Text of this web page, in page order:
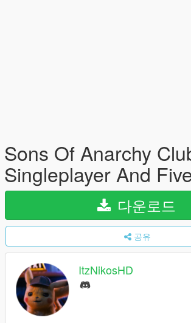
Sons Of Anarchy
Singleplayer And
다운로드
공유
ItzNikosHD